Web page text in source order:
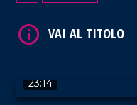
23:14
VAI AL TITOLO